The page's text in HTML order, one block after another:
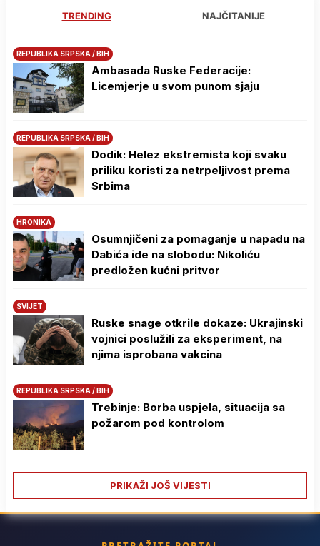
TRENDING NAJČITANIJE
REPUBLIKA SRPSKA / BIH
Ambasada Ruske Federacije:
Licemjerje u svom punom sjaju
REPUBLIKA SRPSKA / BIH
Dodik: Helez ekstremista koji svaku
priliku koristi za netrpeljivost prema
Srbima
HRONIKA
Osumnjičeni za pomaganje u napadu na
Dabića ide na slobodu: Nikoliću
predložen kućni pritvor
SVIJET
Ruske snage otkrile dokaze: Ukrajinski
vojnici poslužili za eksperiment, na
njima isprobana vakcina
REPUBLIKA SRPSKA / BIH
Trebinje: Borba uspjela, situacija sa
požarom pod kontrolom
PRIKAŽI JOŠ VIJESTI